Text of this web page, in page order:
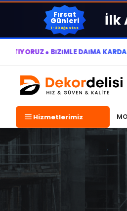
Fırsat
Günleri
1-30 Ağustos İlk
● BİZİMLE DAİMA KÂRDASINIZ...
Hizmetlerimiz